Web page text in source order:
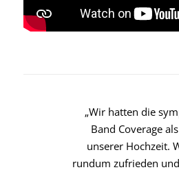
„Wir hatten die
Band Coverage
unserer Hochzeit.
rundum zufrieden